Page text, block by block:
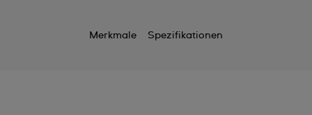
Merkmale Spezifikationen